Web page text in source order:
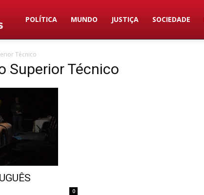
Duas
Linhas
POLÍTICA MUNDO JUSTIÇA SOCIEDADE
Técnico
Superior Técnico
0